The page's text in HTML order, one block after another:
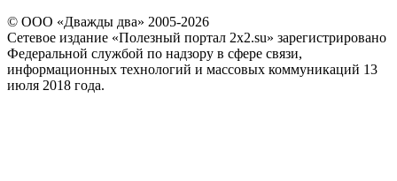
© ООО «Дважды два» 2005-2026
Сетевое издание «Полезный портал 2x2.su» зарегистрировано
Федеральной службой по надзору в сфере связи,
информационных технологий и массовых коммуникаций 13
июля 2018 года.